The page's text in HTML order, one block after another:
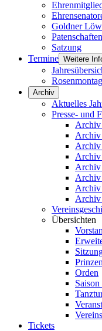
Goldner
Patenschaften
Satzung
Termine Weitere
Archiv
Aktuelles
Presse- und
Archiv
Archiv
Archiv
Archiv
Archiv
Archiv
Archiv
Übersichten
Orden
Tickets